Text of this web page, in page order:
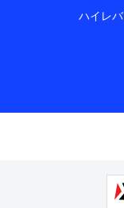
ハイレ